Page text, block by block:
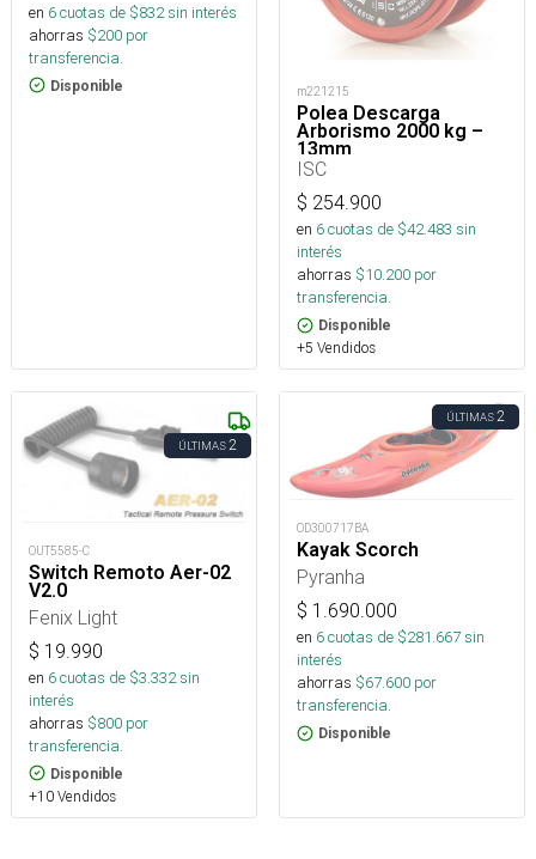
en 6cuotas de $832sin interés
ahorras $200 por
transferencia.
Disponible m221215
Polea Descarga
Arborismo 2000 kg –
13mm
ISC
$ 254.900
en 6cuotas de $42.483 sin
interés
ahorras $10.200 por
transferencia.
Disponible
+5 Vendidos
ÚLTIMAS2
OUT5585-C
Switch Remoto Aer-02
V2.0
Fenix Light
$ 19.990
en 6cuotas de $3.332sin
interés
ahorras $800 por
transferencia.
Disponible
+10 Vendidos
ÚLTIMAS2
OD300717BA
Kayak Scorch
Pyranha
$ 1.690.000
en 6cuotas de $281.667sin
interés
ahorras $67.600 por
transferencia.
Disponible